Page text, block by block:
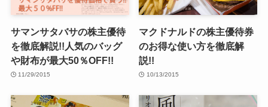
サマンサタバサの株主優待
を徹底解説!!人気のバッグ
や財布が最大50％OFF!!
11/29/2015
マクドナルドの株主優待券
のお得な使い方を徹底解
説!!
10/13/2015